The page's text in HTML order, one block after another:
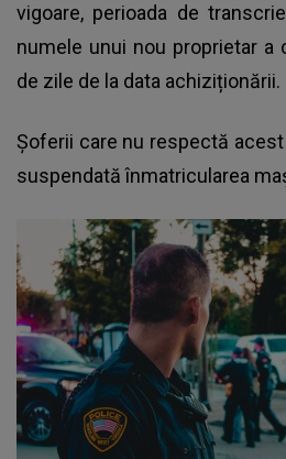
vigoare, perioada de
numele unui nou proprietar a
de zile de la data achiziționării.
Șoferii care nu respectă
suspendată înmatricularea